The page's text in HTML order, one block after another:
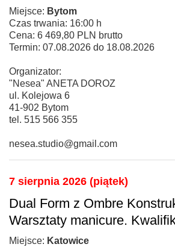
Miejsce: Bytom
Czas trwania: 16:00 h
Cena: 6 469,80 PLN brutto
Termin: 07.08.2026 do 18.08.2026
Organizator:
"Nesea" ANETA DOROZ
ul. Kolejowa 6
41-902 Bytom
tel. 515 566 355
nesea.studio@gmail.com
7 sierpnia 2026 (piątek)
Dual Form z Ombre
Warsztaty manicure.
Miejsce: Katowice